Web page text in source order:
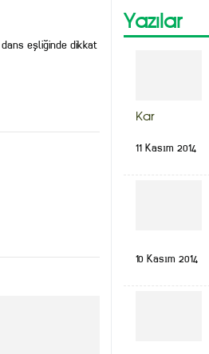
eşliğinde dikkat
Yazılar
Kar
11 Kasım 2014
10 Kasım 2014